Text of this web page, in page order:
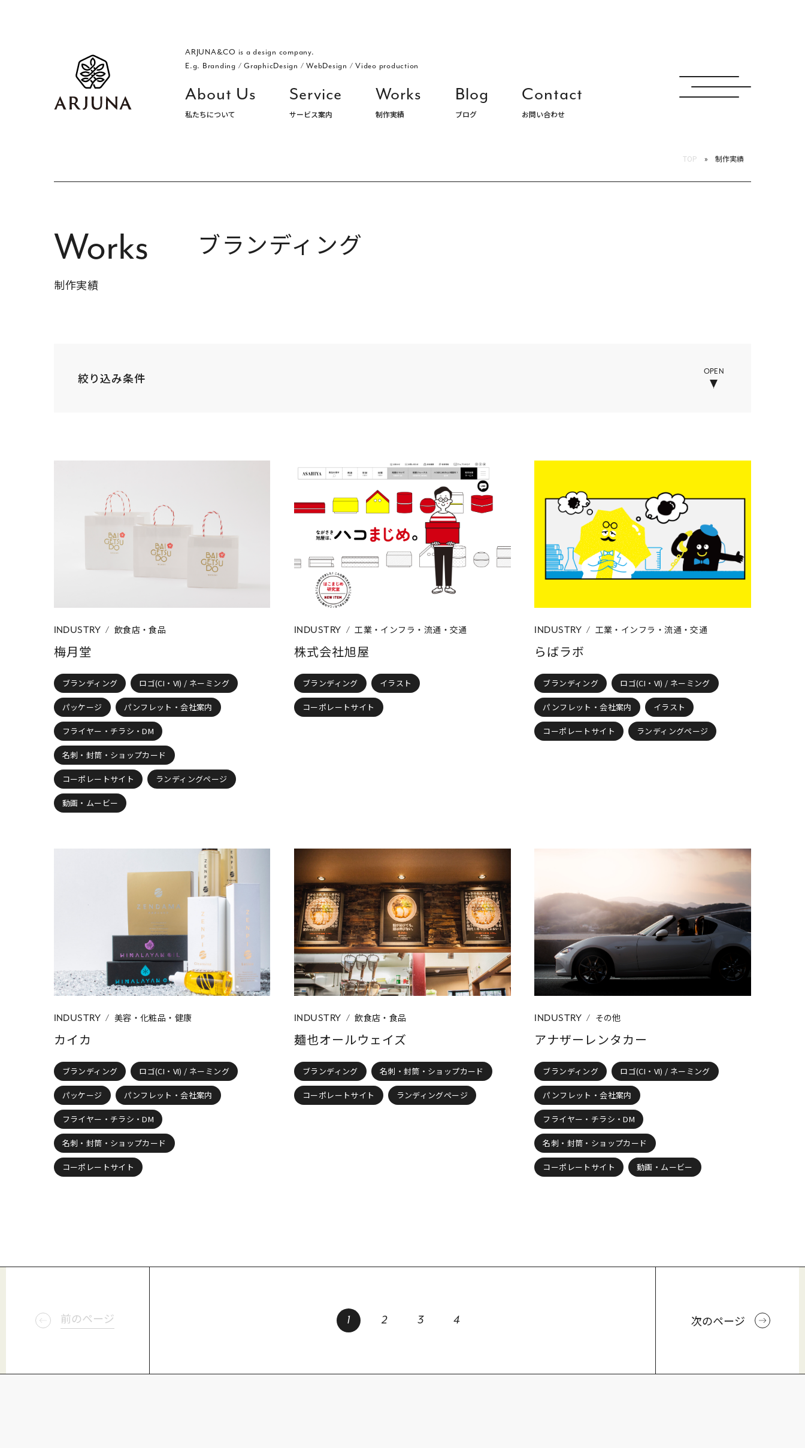
福岡 ブランディング・ブランディングデザイン・パッケージ・ロゴ デザイン事務所 株式会社アルジュナ
ARJUNA&CO is a design company.
E.g. Branding /GraphicDesign /WebDesign /Video production
About Us
私たちについて
Service
サービス案内
Works
制作実績
Blog
ブログ
Contact
お問い合わせ
TOP 制作実績
Works
制作実績
ブランディング
絞り込み条件 OPEN
工業・インフラ・流通・交通 建築・住宅・不動産 アパレル・ファッション・アクセサリー
インテリア・雑貨・日用品 ウェディング 行政・団体
CATEGORY
制作物の種類
すべて ロゴ(CI・VI) / ネーミング パッケージ パンフレット・会社案内 フライヤー・チラシ・DM
名刺・封筒・ショップカード イラスト コーポレートサイト ネットショップ ランディングページ 動画・ムービー
INDUSTRY 飲食店・食品
梅月堂
ブランディング ロゴ(CI・VI) / ネーミング
パッケージ パンフレット・会社案内
フライヤー・チラシ・DM
名刺・封筒・ショップカード
コーポレートサイト ランディングページ
動画・ムービー
INDUSTRY 工業・インフラ・流通・交通
株式会社旭屋
ブランディング イラスト
コーポレートサイト
INDUSTRY 工業・インフラ・流通・交通
らばラボ
ブランディング ロゴ(CI・VI) / ネーミング
パンフレット・会社案内 イラスト
コーポレートサイト ランディングページ
INDUSTRY 美容・化粧品・健康
カイカ
ブランディング ロゴ(CI・VI) / ネーミング
パッケージ パンフレット・会社案内
フライヤー・チラシ・DM
名刺・封筒・ショップカード
コーポレートサイト
INDUSTRY 飲食店・食品
麺也オールウェイズ
ブランディング 名刺・封筒・ショップカード
コーポレートサイト ランディングページ
INDUSTRY その他
アナザーレンタカー
ブランディング ロゴ(CI・VI) / ネーミング
パンフレット・会社案内
フライヤー・チラシ・DM
名刺・封筒・ショップカード
コーポレートサイト 動画・ムービー
前のページ 1 2 3 4 次のページ